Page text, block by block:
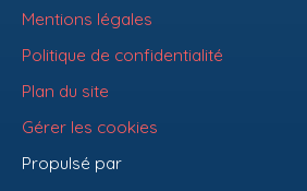
Mentions légales
Politique de confidentialité
Plan du site
Gérer les cookies
Propulsé par